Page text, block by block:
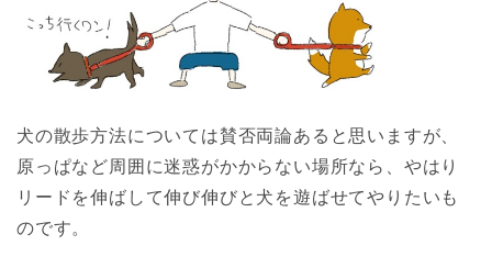
犬の散歩方法については賛否両論あると思いますが、
原っぱなど周囲に迷惑がかからない場所なら、やはり
リードを伸ばして伸び伸びと犬を遊ばせてやりたいも
のです。